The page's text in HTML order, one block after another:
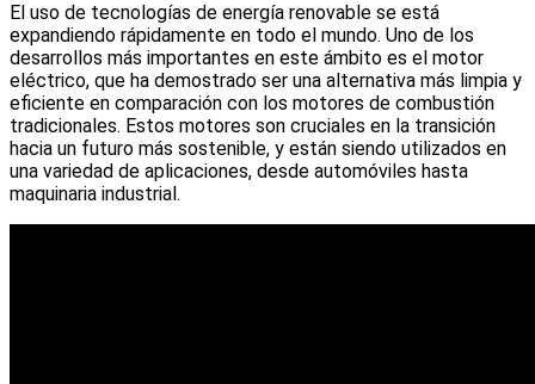
El uso de tecnologías de energía renovable se está
expandiendo rápidamente en todo el mundo. Uno de los
desarrollos más importantes en este ámbito es el motor
eléctrico, que ha demostrado ser una alternativa más limpia y
eficiente en comparación con los motores de combustión
tradicionales. Estos motores son cruciales en la transición
hacia un futuro más sostenible, y están siendo utilizados en
una variedad de aplicaciones, desde automóviles hasta
maquinaria industrial.